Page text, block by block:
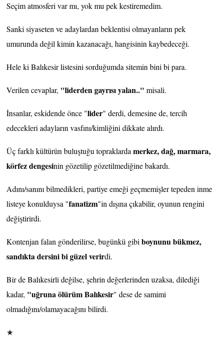
Seçim atmosferi var mı, yok mu pek kestiremedim.
Sanki siyaseten ve adaylardan beklentisi olmayanların pek
umurunda değil kimin kazanacağı, hangisinin kaybedeceği.
Hele ki Balıkesir listesini sorduğumda sitemin bini bi para.
Verilen cevaplar, "liderden gayrısı yalan.." misali.
İnsanlar, eskidende önce "lider" derdi, demesine de, tercih
edecekleri adayların vasfını/kimliğini dikkate alırdı.
Üç farklı kültürün buluştuğu topraklarda merkez, dağ, marmara,
körfez dengesinin gözetilip gözetilmediğine bakardı.
Adını/sanını bilmedikleri, partiye emeği geçmemişler tepeden inme
listeye konulduysa "fanatizm"in dışına çıkabilir, oyunun rengini
değiştirirdi.
Kontenjan falan gönderilirse, bugünkü gibi boynunu bükmez,
sandıkta dersini bi güzel verirdi.
Bir de Balıkesirli değilse, şehrin değerlerinden uzaksa, dilediği
kadar, "uğruna ölürüm Balıkesir" dese de samimi
olmadığını/olamayacağını bilirdi.
★